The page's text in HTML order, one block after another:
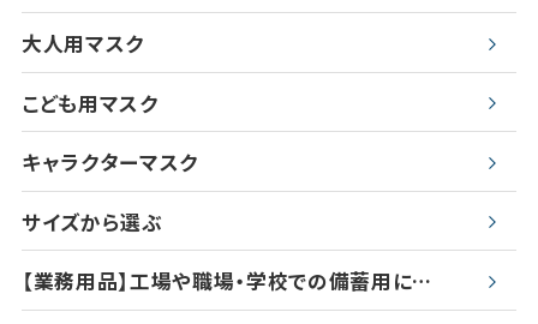
大人用マスク
こども用マスク
キャラクターマスク
サイズから選ぶ
【業務用品】工場や職場・学校での備蓄用に…